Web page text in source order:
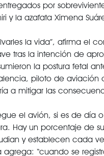
por
y la azafata Ximena
la vida”, afirma el
tras la intención de
la postura fetal
piloto de
a mitigar las
el avión, si es de día
Hay un porcentaje de
y establecen cada
agrega: “cuando se